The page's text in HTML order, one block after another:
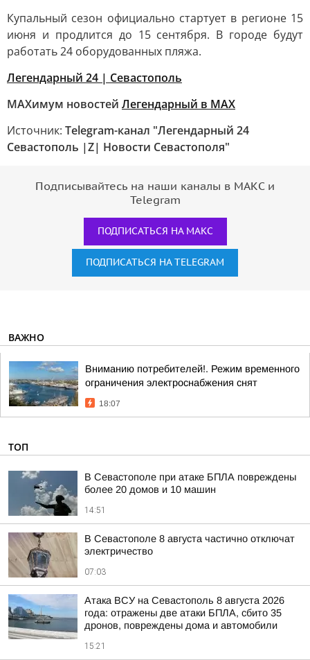
Купальный сезон официально стартует в регионе 15
июня и продлится до 15 сентября. В городе будут
работать 24 оборудованных пляжа.
Легендарный 24 | Севастополь
MAXимум новостей Легендарный в МАХ
Источник: Telegram-канал "Легендарный 24
Севастополь |Z| Новости Севастополя"
Подписывайтесь на наши каналы в МАКС и
Telegram
ПОДПИСАТЬСЯ НА МАКС
ПОДПИСАТЬСЯ НА TELEGRAM
ВАЖНО
Вниманию потребителей!. Режим временного
ограничения электроснабжения снят
18:07
ТОП
В Севастополе при атаке БПЛА повреждены
более 20 домов и 10 машин
14:51
В Севастополе 8 августа частично отключат
электричество
07:03
Атака ВСУ на Севастополь 8 августа 2026
года: отражены две атаки БПЛА, сбито 35
дронов, повреждены дома и автомобили
15:21